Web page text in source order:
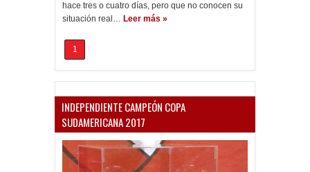
hace tres o cuatro días, pero que no conocen su
situación real… Leer más »
1
INDEPENDIENTE CAMPEÓN COPA
SUDAMERICANA 2017